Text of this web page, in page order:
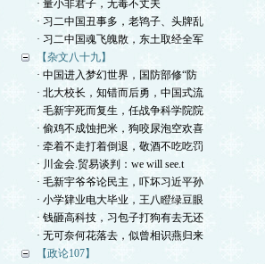
· 量小非君子，无毒不丈夫
· 习二中国丑事多，老鸨子、头牌乱
· 习二中国魂飞魄散，东土取经全军
【杂文八十九】
· 中国进入梦幻世界，国防部修“防
· 北大校长，知错而后勇，中国式流
· 毛新宇死而复生，任战争科学院院
· 偷鸡不成蚀把米，狗咬尿泡空欢喜
· 牵着不走打着倒退，敬酒不吃吃罚
· 川金会.贸易谈判：we will see.t
· 毛新宇爷爷论民主，吓坏习近平孙
· 小学肄业电大毕业，王八瞪绿豆眼
· 钱砸高科技，习包子打狗有去无还
· 无可奈何花落去，似曾相识燕归来
【政论107】